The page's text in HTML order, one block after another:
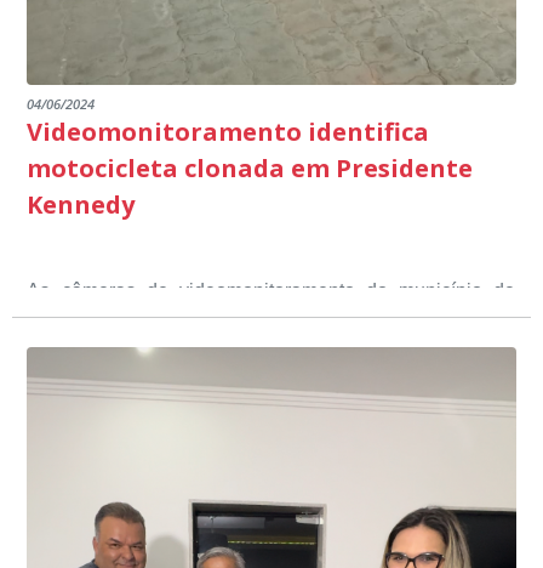
04/06/2024
Videomonitoramento identifica
motocicleta clonada em Presidente
Kennedy
As câmeras de videomonitoramento do município de
Presidente Kennedy identificaram neste fim de semana,
01 de junho, uma motocicleta com indícios de
adulteração, imediatamente, a central de
videomonitoramento acionou a Guarda Civil Municipal,
Durante a abordagem a adulteração foi comprovada,
através da conferência do Chassi, a motocicleta, bem
conta do sistema de videomonitoramento instalado
recentemente em todo o município de Presidente